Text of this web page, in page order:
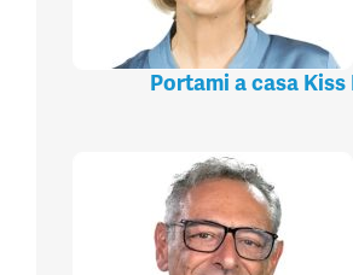
Portami a casa Kiss